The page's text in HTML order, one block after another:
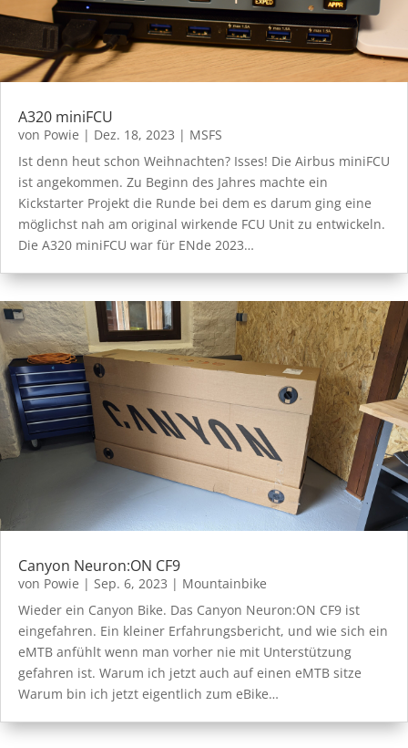
A320 miniFCU
von Powie | Dez. 18, 2023 | MSFS
Ist denn heut schon Weihnachten? Isses! Die Airbus miniFCU
ist angekommen. Zu Beginn des Jahres machte ein
Kickstarter Projekt die Runde bei dem es darum ging eine
möglichst nah am original wirkende FCU Unit zu entwickeln.
Die A320 miniFCU war für ENde 2023…
Canyon Neuron:ON CF9
von Powie | Sep. 6, 2023 | Mountainbike
Wieder ein Canyon Bike. Das Canyon Neuron:ON CF9 ist
eingefahren. Ein kleiner Erfahrungsbericht, und wie sich ein
eMTB anfühlt wenn man vorher nie mit Unterstützung
gefahren ist. Warum ich jetzt auch auf einen eMTB sitze
Warum bin ich jetzt eigentlich zum eBike…